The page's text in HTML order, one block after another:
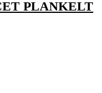
PLANKELT